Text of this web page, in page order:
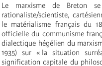
Le marxisme de Breton
rationaliste/scientiste,
le matérialisme français du
officielle du communisme
dialectique hégélien du
1935) sur « la situation
signification capitale du